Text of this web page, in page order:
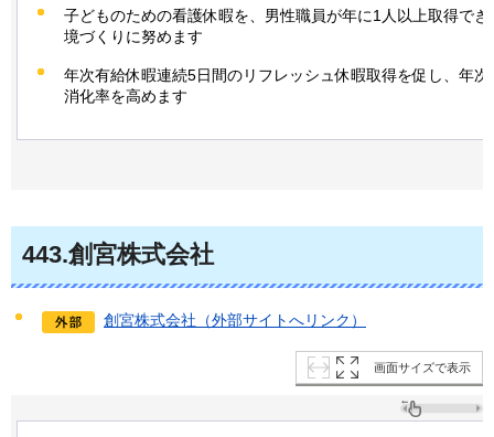
子どものための看護休暇を、男性職員が年に1人以上取得でき
境づくりに努めます
年次有給休暇連続5日間のリフレッシュ休暇取得を促し、年次
消化率を高めます
443.創宮株式会社
創宮株式会社（外部サイトへリンク）
画面サイズで表示